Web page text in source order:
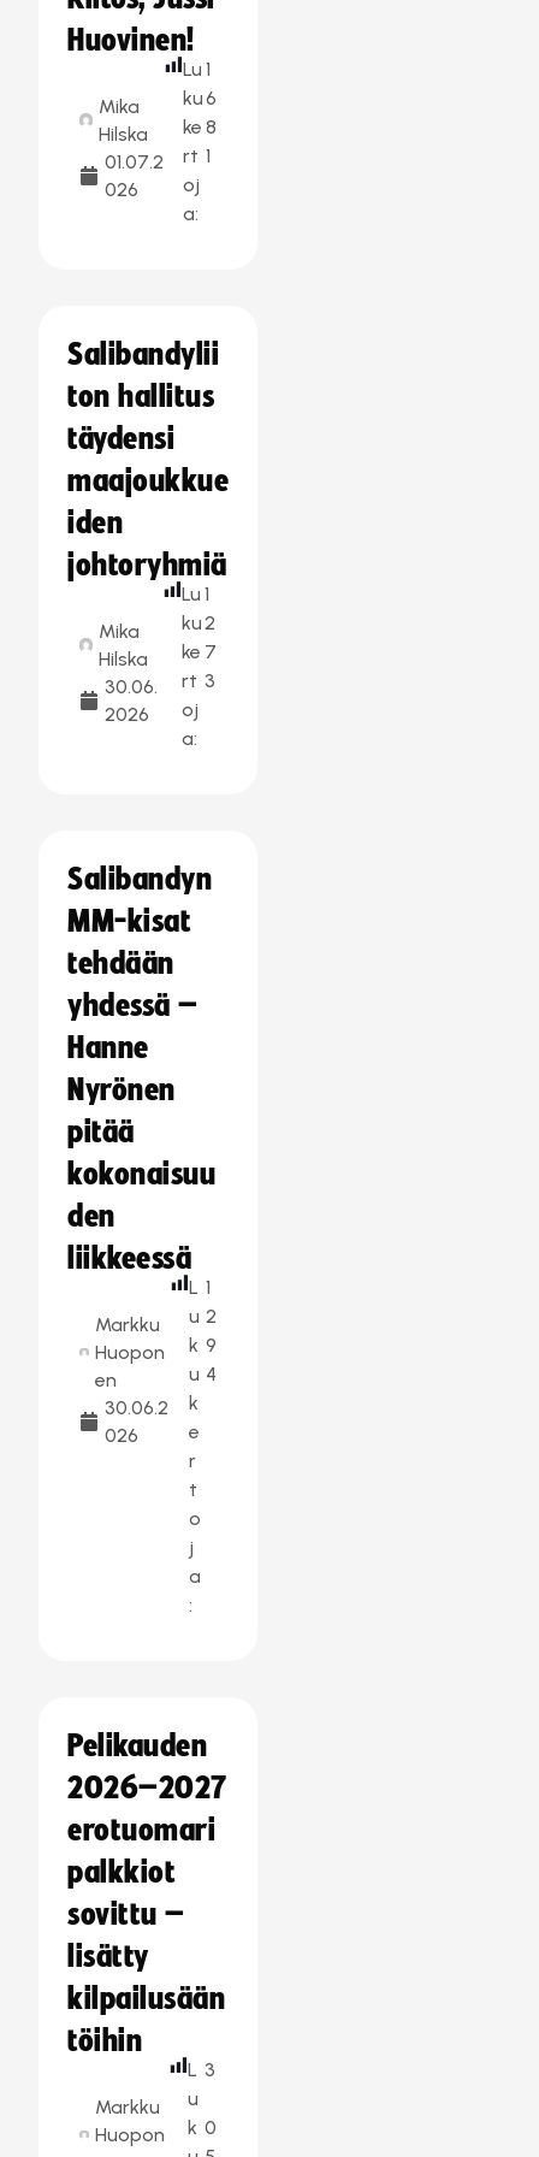
Huovinen!
Mika
Hilska
01.07.2
026
Lu
ku
ke
rt
oj
a:
1
6
8
1
Salibandylii
ton hallitus
täydensi
maajoukkue
iden
johtoryhmiä
Mika
Hilska
30.06.
2026
Lu
ku
ke
rt
oj
a:
1
2
7
3
Salibandyn
MM-kisat
tehdään
yhdessä –
Hanne
Nyrönen
pitää
kokonaisuu
den
liikkeessä
Markku
Huopon
en
30.06.2
026
L
u
k
u
k
e
r
t
o
j
a
:
1
2
9
4
Pelikauden
2026–2027
erotuomari
palkkiot
sovittu –
lisätty
kilpailusään
töihin
Markku
Huopon
L
u
k
3
0